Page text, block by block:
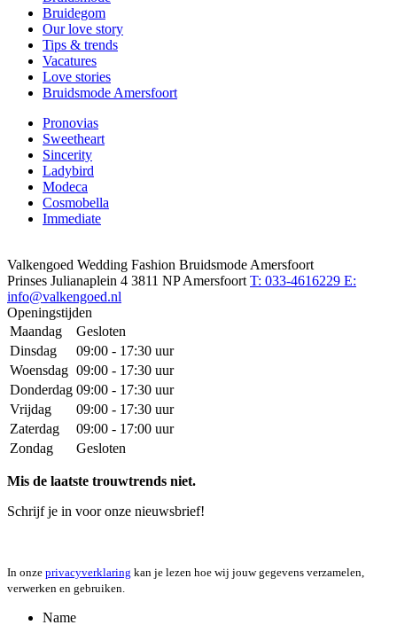
Bruidegom
Our love story
Tips & trends
Vacatures
Love stories
Bruidsmode Amersfoort
Pronovias
Sweetheart
Sincerity
Ladybird
Modeca
Cosmobella
Immediate
Valkengoed Wedding Fashion Bruidsmode Amersfoort
Prinses Julianaplein 4 3811 NP Amersfoort T: 033-4616229 E:
info@valkengoed.nl
Openingstijden
Maandag
Gesloten
Dinsdag
09:00 - 17:30 uur
Woensdag 09:00 - 17:30 uur
Donderdag 09:00 - 17:30 uur
Vrijdag
09:00 - 17:30 uur
Zaterdag
09:00 - 17:00 uur
Zondag
Gesloten
Mis de laatste trouwtrends niet.
Schrijf je in voor onze nieuwsbrief!
In onze privacyverklaring kan je lezen hoe wij jouw gegevens verzamelen,
verwerken en gebruiken.
Name